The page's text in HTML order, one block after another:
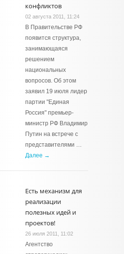
конфликтов
02 августа 2011, 11:24
В Правительстве РФ
появится структура,
занимающаяся
решением
национальных
вопросов. Об этом
заявил 19 июля лидер
партии "Единая
Россия" премьер-
министр РФ Владимир
Путин на встрече с
представителями …
Далее →
Есть механизм для
реализации
полезных идей и
проектов!
26 июля 2011, 11:02
Агентство